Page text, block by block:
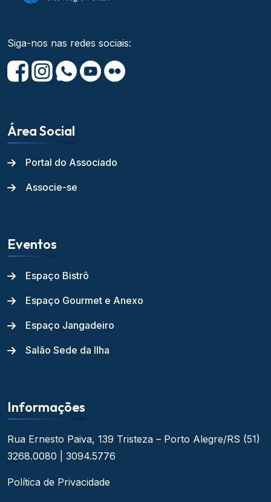
Siga-nos nas redes sociais:
Área Social
Portal do Associado
Associe-se
Eventos
Espaço Bistrô
Espaço Gourmet e Anexo
Espaço Jangadeiro
Salão Sede da Ilha
Informações
Rua Ernesto Paiva, 139 Tristeza – Porto Alegre/RS (51)
3268.0080 | 3094.5776
Política de Privacidade